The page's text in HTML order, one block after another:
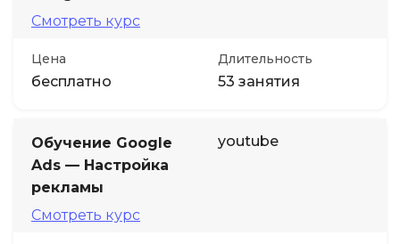
Смотреть курс
Цена
бесплатно
Длительность
53 занятия
Обучение Google
Ads — Настройка
рекламы
Смотреть курс
youtube